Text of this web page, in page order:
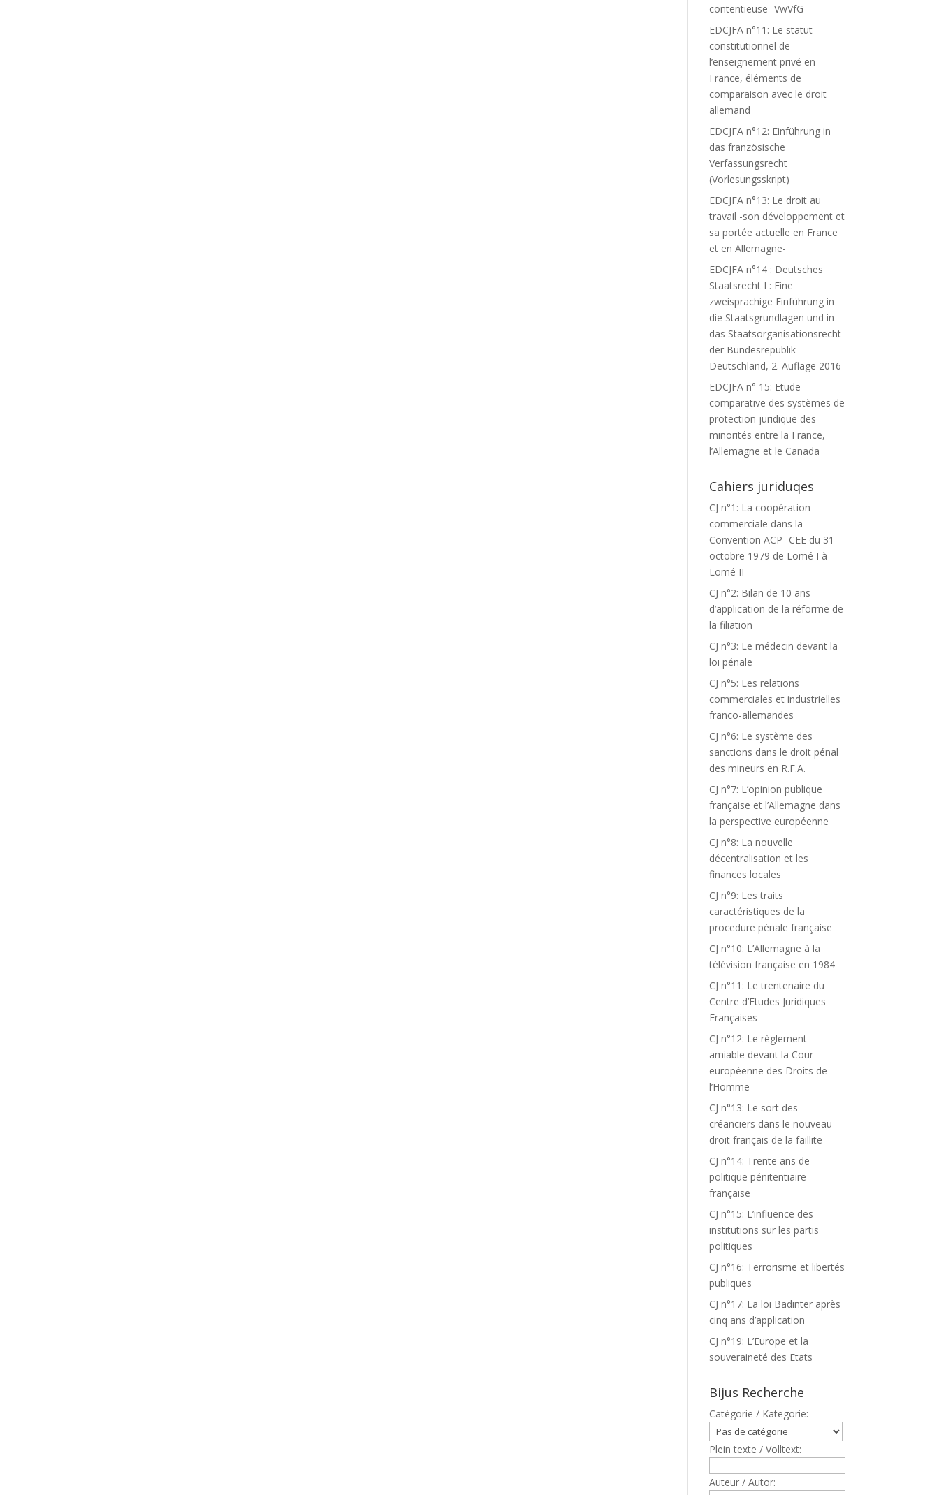
contentieuse -VwVfG-
EDCJFA n°11: Le statut
constitutionnel de
l’enseignement privé en
France, éléments de
comparaison avec le droit
allemand
EDCJFA n°12: Einführung in
das französische
Verfassungsrecht
(Vorlesungsskript)
EDCJFA n°13: Le droit au
travail -son développement et
sa portée actuelle en France
et en Allemagne-
EDCJFA n°14 : Deutsches
Staatsrecht I : Eine
zweisprachige Einführung in
die Staatsgrundlagen und in
das Staatsorganisationsrecht
der Bundesrepublik
Deutschland, 2. Auflage 2016
EDCJFA n° 15: Etude
comparative des systèmes de
protection juridique des
minorités entre la France,
l’Allemagne et le Canada
Cahiers juriduqes
CJ n°1: La coopération
commerciale dans la
Convention ACP- CEE du 31
octobre 1979 de Lomé I à
Lomé II
CJ n°2: Bilan de 10 ans
d’application de la réforme de
la filiation
CJ n°3: Le médecin devant la
loi pénale
CJ n°5: Les relations
commerciales et industrielles
franco-allemandes
CJ n°6: Le système des
sanctions dans le droit pénal
des mineurs en R.F.A.
CJ n°7: L’opinion publique
française et l’Allemagne dans
la perspective européenne
CJ n°8: La nouvelle
décentralisation et les
finances locales
CJ n°9: Les traits
caractéristiques de la
procedure pénale française
CJ n°10: L’Allemagne à la
télévision française en 1984
CJ n°11: Le trentenaire du
Centre d’Etudes Juridiques
Françaises
CJ n°12: Le règlement
amiable devant la Cour
européenne des Droits de
l’Homme
CJ n°13: Le sort des
créanciers dans le nouveau
droit français de la faillite
CJ n°14: Trente ans de
politique pénitentiaire
française
CJ n°15: L’influence des
institutions sur les partis
politiques
CJ n°16: Terrorisme et libertés
publiques
CJ n°17: La loi Badinter après
cinq ans d’application
CJ n°19: L’Europe et la
souveraineté des Etats
Bijus Recherche
Catègorie / Kategorie:
Plein texte / Volltext:
Auteur / Autor: